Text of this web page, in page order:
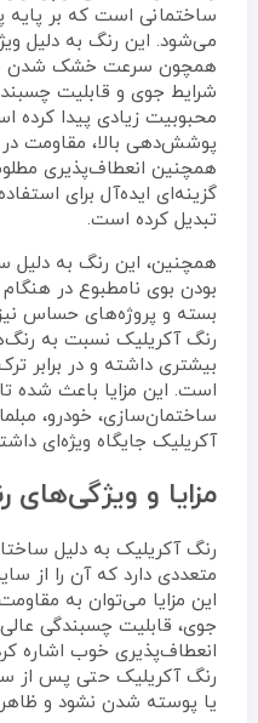
ساختمانی است که بر پایه
می‌شود. این رنگ به دلیل
همچون سرعت خشک شدن
شرایط جوی و قابلیت
محبوبیت زیادی پیدا کرده
همچنین انعطاف‌پذیری
گزینه‌ای ایده‌آل برای
تبدیل کرده است.
همچنین، این رنگ به دلیل
بودن بوی نامطبوع در هنگام
بسته و پروژه‌های حساس
رنگ آکریلیک نسبت به
بیشتری داشته و در برابر
است. این مزایا باعث شده
ساختمان‌سازی، خودرو،
آکریلیک جایگاه ویژه‌ای
مزایا و ویژگی‌های
رنگ آکریلیک به دلیل
متعددی دارد که آن را از
جوی، قابلیت چسبندگی
انعطاف‌پذیری خوب اشاره
رنگ آکریلیک حتی پس از
یا پوسته شدن نشود و